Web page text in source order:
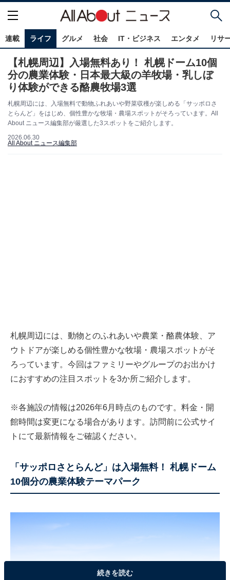
連載 ライフ グルメ 社会 IT・ビジネス エンタメ リサ
【札幌周辺】入場無料あり！ 札幌ドーム10個
分の農業体験・日本最大級の羊牧場・乳しぼ
り体験ができる酪農牧場3選
札幌周辺には、入場無料で動物ふれあいや野菜収穫が楽しめる「サッポロさ
とらんど」をはじめ、個性豊かな牧場・農場スポットがそろっています。All
About ニュース編集部が厳選した3スポットをご紹介します。
2026.06.30
All About ニュース編集部
札幌周辺には、動物とのふれあいや農業・酪農体験、ア
ウトドアが楽しめる個性豊かな牧場・農場スポットがそ
ろっています。今回はファミリーやグループのお出かけ
におすすめの注目スポットを3か所ご紹介します。
※各施設の情報は2026年6月時点のものです。料金・開
館時間は変更になる場合があります。訪問前に公式サイ
トにて最新情報をご確認ください。
「サッポロさとらんど」は入場無料！ 札幌ドーム
10個分の農業体験テーマパーク
続きを読む